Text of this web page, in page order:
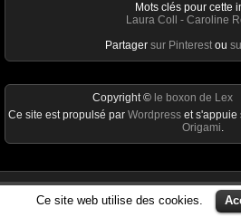
Mots clés pour cette
Laura Coll
- Caroline
Partager sur Pinterest ou
Ce site web utilise des cookies.
Copyright © le boxon de Lex
Ce site est propulsé par Wordpress et s'appuie
Origami.